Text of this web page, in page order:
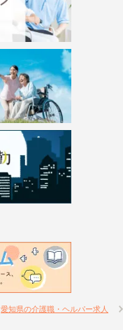
愛知県の介護職・ヘルパー求人